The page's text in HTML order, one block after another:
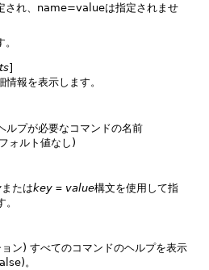
され、name=valueは指定されませ
]
報を表示します。
ルプが必要なコマンドの名前
ォルト値なし)
またはkey = value構文を使用して指
ン) すべてのコマンドのヘルプを表示
。